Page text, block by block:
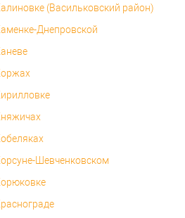
(Васильковский район)
Днепровской
Шевченковском